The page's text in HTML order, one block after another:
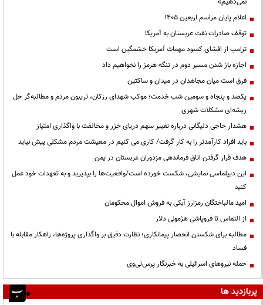
اعلام پایان مراسم اربعین ۱۴۰۵
توقف صادرات نفت عربستان به آمریکا
ترامپ از افشای کمبود مهمات آمریکا خشمگین است
اجازه باز شدن مسیر دوم در تنگه هرمز را نخواهیم داد
فرق است میان مجاهدان در میدان و ساکتین
یکصد و پنجاه و سومین شب خدمت؛ موکب شهدای رزکان، تریبون مردم و مطالبه‌گر حل
ریشه‌ای مشکلات شهری
هشدار حاجی دلیگانی درباره تغییر سهم دریای خزر و مخالفت با واگذاری امتیاز
باید افراد کارآمدتر را به کار گرفت/ کاری می کنیم در معیشت مردم مشکلی پیش نیاید
هدف قرار گرفتن اتاق‌ فرماندهی مزدوران عربستان در یمن
این دیپلماسی نمایشی، شکست خورده است/واقعیت‌ها را بپذیرید و به تعهدات خود عمل
کنید
امید مالباختگان رمزارز آبکی به فروش اموال محکومان
از التماس تا فروپاشی هژمونی دلار
مطالبه برای شکستن انحصار پیمانکاری؛ نظارت دقیق بر واگذاری پروژه‌ها، راهکار مقابله با
فساد
حمله نیروهای اسرائیلی به خبرنگار پرس‌تی‌وی
پربازدید ها